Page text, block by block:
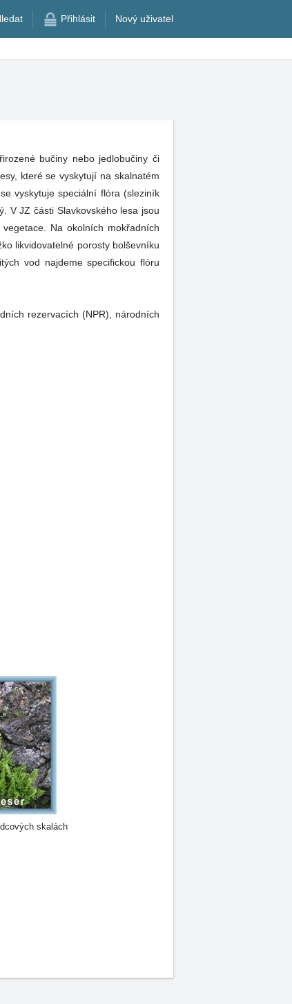
Přihlásit Nový uživatel
bučiny nebo jedlobučiny či
které se vyskytují na skalnatém
vyskytuje speciální flóra (sleziník
V JZ části Slavkovského lesa jsou
Na okolních mokřadních
likvidovatelné porosty bolševníku
vod najdeme specifickou flóru
rezervacích (NPR), národních
skalách